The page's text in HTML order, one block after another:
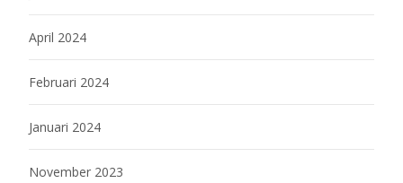
April 2024
Februari 2024
Januari 2024
November 2023